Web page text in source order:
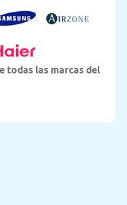
todas las marcas del